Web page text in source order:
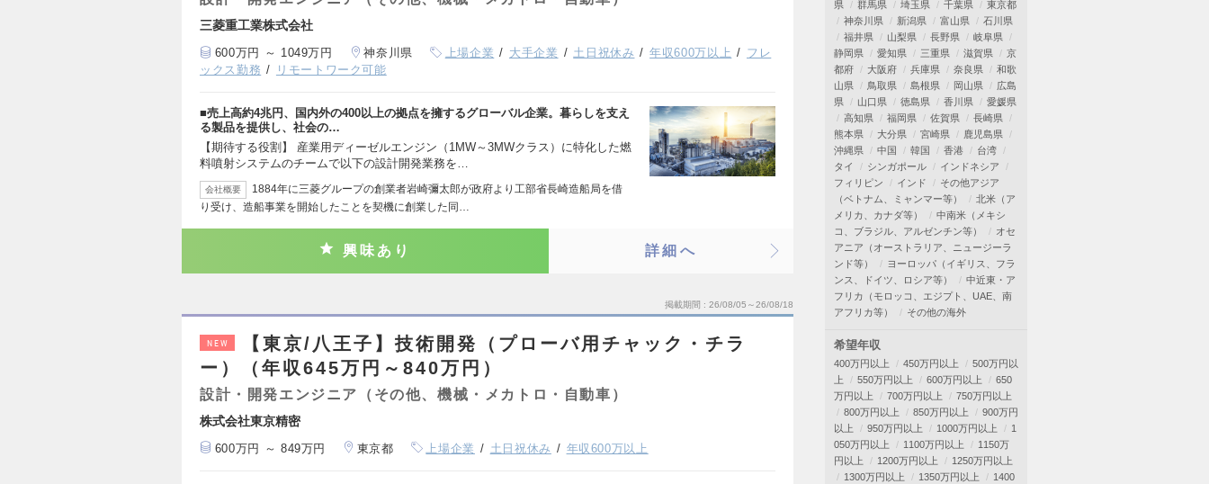
三菱重工業株式会社
600万円 ～ 1049万円 神奈川県 上場企業 大手企業 土日祝休み 年収600万以上
フレ
ックス勤務
リモートワーク可能
■売上高約4兆円、国内外の400以上の拠点を擁するグローバル企業。暮らしを支え
る製品を提供し、社会の…
【期待する役割】 産業用ディーゼルエンジン（1MW～3MWクラス）に特化した燃
料噴射システムのチームで以下の設計開発業務を…
会社概要
1884年に三菱グループの創業者岩崎彌太郎が政府より工部省長崎造船局を借
り受け、造船事業を開始したことを契機に創業した同…
興味あり 詳細へ
掲載期間 26/08/05～26/08/18
NEW
【東京/八王子】技術開発（プローバ用チャック・チラ
ー）（年収645万円～840万円）
設計・開発エンジニア（その他、機械・メカトロ・自動車）
株式会社東京精密
600万円 ～ 849万円 東京都 上場企業 土日祝休み 年収600万以上
県
群馬県 埼玉県 千葉県
東京都
神奈川県
新潟県 富山県
石川県
福井県
山梨県 長野県
岐阜県
静岡県
愛知県 三重県 滋賀県
京
都府
大阪府 兵庫県 奈良県
和歌
山県
鳥取県 島根県 岡山県
広島
県
山口県 徳島県 香川県
愛媛県
高知県
福岡県 佐賀県
長崎県
熊本県
大分県 宮崎県
鹿児島県
沖縄県
中国 韓国 香港
台湾
タイ
シンガポール
インドネシア
フィリピン
インド
その他アジア
（ベトナム、ミャンマー等）
北米（ア
メリカ、カナダ等）
中南米（メキシ
コ、ブラジル、アルゼンチン等）
オセ
アニア（オーストラリア、ニュージーラ
ンド等）
ヨーロッパ（イギリス、フラ
ンス、ドイツ、ロシア等）
中近東・ア
フリカ（モロッコ、エジプト、UAE、南
アフリカ等）
その他の海外
希望年収
400万円以上 450万円以上
500万円以
上
550万円以上 600万円以上
650
万円以上
700万円以上
750万円以上
800万円以上
850万円以上
900万円
以上
950万円以上 1000万円以上
1
050万円以上
1100万円以上
1150万
円以上
1200万円以上
1250万円以上
1300万円以上
1350万円以上
1400